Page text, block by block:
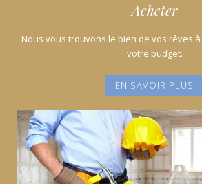
Acheter
Nous vous trouvons le bien de vos rêves
votre budget.
EN SAVOIR PLUS